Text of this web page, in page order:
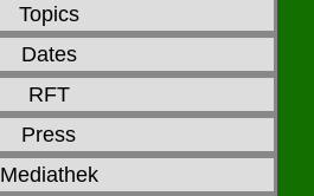
Topics
Dates
RFT
Press
Mediathek